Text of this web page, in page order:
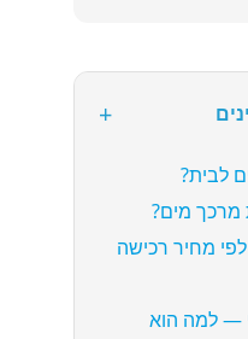
+
לבית?
מרכך מים?
מחיר רכישה
— למה הוא